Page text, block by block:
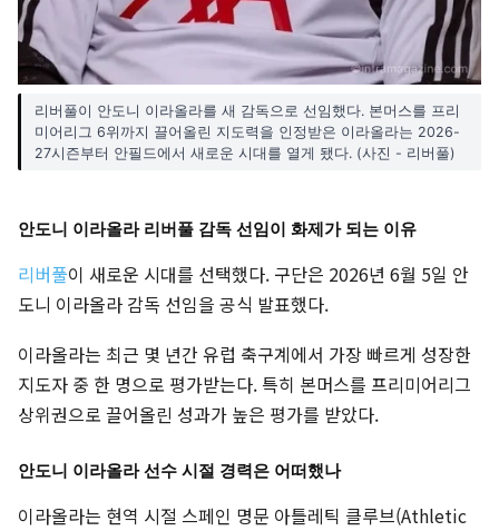
리버풀이 안도니 이라올라를 새 감독으로 선임했다. 본머스를 프리
미어리그 6위까지 끌어올린 지도력을 인정받은 이라올라는 2026-
27시즌부터 안필드에서 새로운 시대를 열게 됐다. (사진 - 리버풀)
안도니 이라올라 리버풀 감독 선임이 화제가 되는 이유
리버풀이 새로운 시대를 선택했다. 구단은 2026년 6월 5일 안
도니 이라올라 감독 선임을 공식 발표했다.
이라올라는 최근 몇 년간 유럽 축구계에서 가장 빠르게 성장한
지도자 중 한 명으로 평가받는다. 특히 본머스를 프리미어리그
상위권으로 끌어올린 성과가 높은 평가를 받았다.
안도니 이라올라 선수 시절 경력은 어떠했나
이라올라는 현역 시절 스페인 명문 아틀레틱 클루브(Athletic